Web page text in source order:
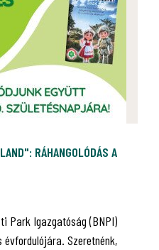
RÁHANGOLÓDÁS A
Park Igazgatóság (BNPI)
Szeretnénk,